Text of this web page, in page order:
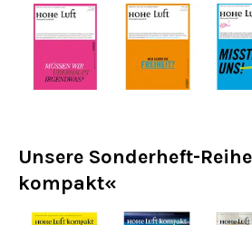
Unsere Sonderheft-
kompakt«